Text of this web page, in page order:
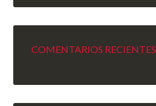
COMENTARIOS RECIENTES